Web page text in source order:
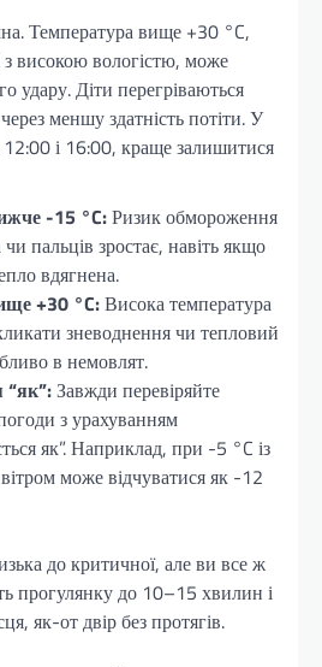
Температура вище +30 °C,
високою вологістю, може
удару. Діти перегріваються
меншу здатність потіти. У
і 16:00, краще залишитися
-15 °C:Ризик обмороження
пальців зростає, навіть якщо
вдягнена.
+30 °C:Висока температура
зневоднення чи тепловий
в немовлят.
“як”:Завжди перевіряйте
з урахуванням
як”. Наприклад, при -5 °C із
може відчуватися як -12
до критичної, але ви все ж
прогулянку до 10–15 хвилин і
як-от двір без протягів.